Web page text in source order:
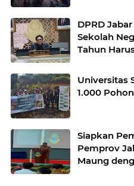
DPRD
Sekolah
Tahun
Universitas
1.000
Siapkan
Pemprov
Maung